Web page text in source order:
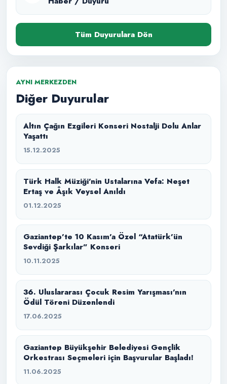
Tüm Duyurulara Dön
AYNI MERKEZDEN
Diğer Duyurular
Altın Çağın Ezgileri Konseri Nostalji Dolu Anlar
Yaşattı
15.12.2025
Türk Halk Müziği’nin Ustalarına Vefa: Neşet
Ertaş ve Âşık Veysel Anıldı
01.12.2025
Gaziantep’te 10 Kasım’a Özel “Atatürk’ün
Sevdiği Şarkılar” Konseri
10.11.2025
36. Uluslararası Çocuk Resim Yarışması’nın
Ödül Töreni Düzenlendi
17.06.2025
Gaziantep Büyükşehir Belediyesi Gençlik
Orkestrası Seçmeleri için Başvurular Başladı!
11.06.2025